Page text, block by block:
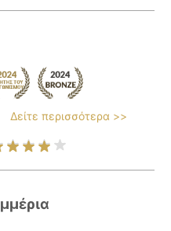
Δείτε περισσότερα >>